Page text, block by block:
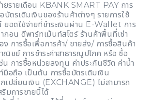
ยรายเดือน KBANK SMART PAY การ
ตรเติมเงินของร้านค้าต่างๆ รายการใช้
ยอดใช้จ่ายที่ชำระเงินผ่าน E-Wallet การ
กอน ดีพาร์ทเม้นท์สโตร์ ร้านค้าพื้นที่เช่า
ง การซื้อเพื่อการค้า/ ขายส่ง/ การซื้อสินค้า
ณิชย์ การชำระค่าสาธารณูปโภค หรือ ซื้อ
น การซื้อหน่วยลงทุน ค่าประกันชีวิต ค่าน้ำ
มือถือ เป็นต้น การซื้อบัตรเติมเงิน
เปลี่ยนเงิน (EXCHANGE) ไม่สามารถ
ริมการขายนี้ได้